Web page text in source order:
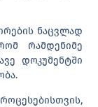
ნაცვლად
რამდენიმე
დოკუმენტში